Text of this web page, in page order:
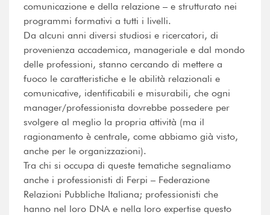
comunicazione e della relazione – e strutturato nei
programmi formativi a tutti i livelli.
Da alcuni anni diversi studiosi e ricercatori, di
provenienza accademica, manageriale e dal mondo
delle professioni, stanno cercando di mettere a
fuoco le caratteristiche e le abilità relazionali e
comunicative, identificabili e misurabili, che ogni
manager/professionista dovrebbe possedere per
svolgere al meglio la propria attività (ma il
ragionamento è centrale, come abbiamo già visto,
anche per le organizzazioni).
Tra chi si occupa di queste tematiche segnaliamo
anche i professionisti di Ferpi – Federazione
Relazioni Pubbliche Italiana; professionisti che
hanno nel loro DNA e nella loro expertise questo